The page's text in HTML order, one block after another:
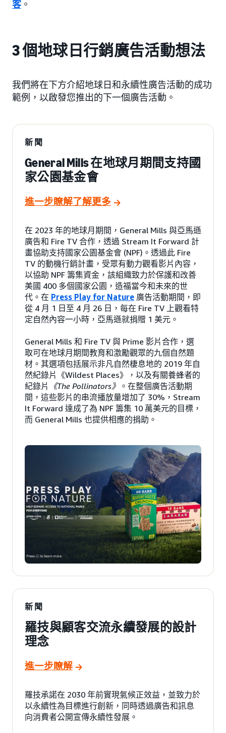
客。
3 個地球日行銷廣告活動想法
我們將在下方介紹地球日和永續性廣告活動的成功
範例，以啟發您推出的下一個廣告活動。
新聞
General Mills 在地球月期間支持國
家公園基金會
進一步瞭解了解更多
在 2023 年的地球月期間，General Mills 與亞馬遜
廣告和 Fire TV 合作，透過 Stream It Forward 計
畫協助支持國家公園基金會 (NPF)。透過此 Fire
TV 的動機行銷計畫，受眾有動力觀看影片內容，
以協助 NPF 籌集資金，該組織致力於保護和改善
美國 400 多個國家公園，造福當今和未來的世
代。在 Press Play for Nature 廣告活動期間，即
從 4 月 1 日至 4 月 26 日，每在 Fire TV 上觀看特
定自然內容一小時，亞馬遜就捐贈 1 美元。
General Mills 和 Fire TV 與 Prime 影片合作，選
取可在地球月期間教育和激勵觀眾的九個自然題
材。其選項包括展示非凡自然棲息地的 2019 年自
然紀錄片《Wildest Places》，以及有關養蜂者的
紀錄片
《The Pollinators》 。在整個廣告活動期
間，這些影片的串流播放量增加了 30%，Stream
It Forward 達成了為 NPF 籌集 10 萬美元的目標，
而 General Mills 也提供相應的捐助。
新聞
羅技與顧客交流永續發展的設計
理念
進一步瞭解
羅技承諾在 2030 年前實現氣候正效益，並致力於
以永續性為目標進行創新，同時透過廣告和訊息
向消費者公開宣傳永續性發展。